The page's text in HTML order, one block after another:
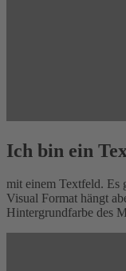
Ich bin ein
mit einem Textfeld. Es
Visual Format hängt
Hintergrundfarbe des